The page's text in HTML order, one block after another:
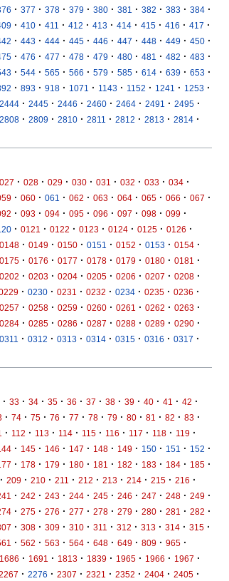
· 377 · 378 · 379 · 380 · 381 · 382 · 383 · 384 ·
· 410 · 411 · 412 · 413 · 414 · 415 · 416 · 417 ·
· 443 · 444 · 445 · 446 · 447 · 448 · 449 · 450 ·
· 476 · 477 · 478 · 479 · 480 · 481 · 482 · 483 ·
· 544 · 565 · 566 · 579 · 585 · 614 · 639 · 653 ·
· 893 · 918 · 1071 · 1143 · 1152 · 1241 · 1253 ·
2444 · 2445 · 2446 · 2460 · 2464 · 2491 · 2495 ·
2808 · 2809 · 2810 · 2811 · 2812 · 2813 · 2814 ·
027 · 028 · 029 · 030 · 031 · 032 · 033 · 034 ·
· 060 · 061 · 062 · 063 · 064 · 065 · 066 · 067 ·
· 093 · 094 · 095 · 096 · 097 · 098 · 099 ·
· 0121 · 0122 · 0123 · 0124 · 0125 · 0126 ·
0148 · 0149 · 0150 · 0151 · 0152 · 0153 · 0154 ·
0175 · 0176 · 0177 · 0178 · 0179 · 0180 · 0181 ·
0202 · 0203 · 0204 · 0205 · 0206 · 0207 · 0208 ·
· 0230 · 0231 · 0232 · 0234 · 0235 · 0236 ·
0257 · 0258 · 0259 · 0260 · 0261 · 0262 · 0263 ·
0284 · 0285 · 0286 · 0287 · 0288 · 0289 · 0290 ·
0311 · 0312 · 0313 · 0314 · 0315 · 0316 · 0317 ·
· 33 · 34 · 35 · 36 · 37 · 38 · 39 · 40 · 41 · 42 ·
· 74 · 75 · 76 · 77 · 78 · 79 · 80 · 81 · 82 · 83 ·
· 112 · 113 · 114 · 115 · 116 · 117 · 118 · 119 ·
· 145 · 146 · 147 · 148 · 149 · 150 · 151 · 152 ·
· 178 · 179 · 180 · 181 · 182 · 183 · 184 · 185 ·
· 209 · 210 · 211 · 212 · 213 · 214 · 215 · 216 ·
· 242 · 243 · 244 · 245 · 246 · 247 · 248 · 249 ·
· 275 · 276 · 277 · 278 · 279 · 280 · 281 · 282 ·
· 308 · 309 · 310 · 311 · 312 · 313 · 314 · 315 ·
· 562 · 563 · 564 · 648 · 649 · 809 · 965 ·
1686 · 1691 · 1813 · 1839 · 1965 · 1966 · 1967 ·
· 2276 · 2307 · 2321 · 2352 · 2404 · 2405 ·